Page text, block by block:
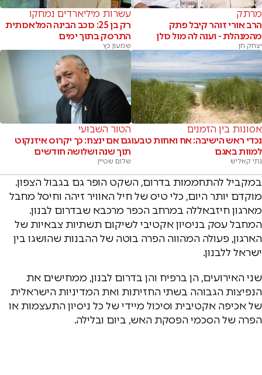
מרתק
הרב אורי זוהר קיבל פתק
מהמנהלת - וענה לה מול כולן
יצחק חן
עשרות מיליארדים נמחקו
רק בן 25: כוכב הבינה המלאכותית
התרסק בתוך ימים
שמעון כץ
אסונות בין הזמנים
נכדי ראש הישיבה: אח ואחות טבעו
למוות באגם
נתי קאליש
הטור השבועי
גם אם ינצח: כך יקרוס איזנקוט
תוך שנה ושלושה חודשים
שלום שטיין
במקביל להתחממות בדרום, השקט הופר גם בגבול הצפון.
מוקדם יותר היום, כלי טיס של חיל האוויר זיהה וחיסל מחבל
מארגון חיזבאללה במרחב הכפר מרכבא שבדרום לבנון.
המחבל עסק בניסיון אקטיבי לשיקום תשתיות צבאיות של
הארגון, פעולה המהווה הפרה בוטה של ההבנות שהושגו בין
ישראל ללבנון.
שני האירועים, הן ברפיח והן בדרום לבנון, ממחישים את
הנפיצות הגבוהה בשתי החזיתות ואת המדיניות הישראלית
של אכיפה אקטיבית וסיכול מיידי של כל ניסיון התעצמות או
הפרה של הסכמי הפסקת האש, ביום ובלילה.